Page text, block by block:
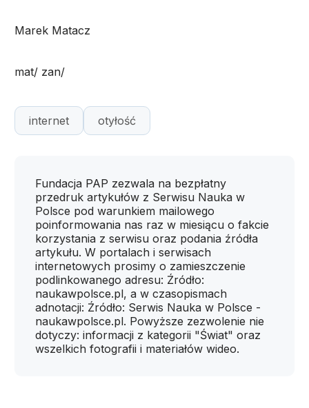
Marek Matacz
mat/ zan/
internet otyłość
Fundacja PAP zezwala na bezpłatny
przedruk artykułów z Serwisu Nauka w
Polsce pod warunkiem mailowego
poinformowania nas raz w miesiącu o fakcie
korzystania z serwisu oraz podania źródła
artykułu. W portalach i serwisach
internetowych prosimy o zamieszczenie
podlinkowanego adresu: Źródło:
naukawpolsce.pl, a w czasopismach
adnotacji: Źródło: Serwis Nauka w Polsce -
naukawpolsce.pl. Powyższe zezwolenie nie
dotyczy: informacji z kategorii "Świat" oraz
wszelkich fotografii i materiałów wideo.